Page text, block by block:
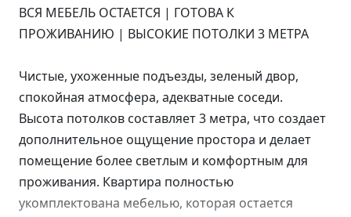
ВСЯ МЕБЕЛЬ ОСТАЕТСЯ | ГОТОВА К
ПРОЖИВАНИЮ | ВЫСОКИЕ ПОТОЛКИ 3 МЕТРА
Чистые, ухоженные подъезды, зеленый двор,
спокойная атмосфера, адекватные соседи.
Высота потолков составляет 3 метра, что создает
дополнительное ощущение простора и делает
помещение более светлым и комфортным для
проживания. Квартира полностью
укомплектована мебелью, которая остается